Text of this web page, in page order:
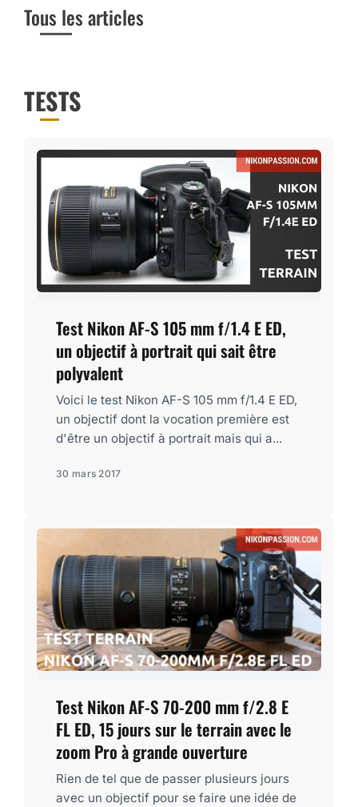
Tous les articles
TESTS
Test Nikon AF-S 105 mm f/1.4 E ED,
un objectif à portrait qui sait être
polyvalent
Voici le test Nikon AF-S 105 mm f/1.4 E ED,
un objectif dont la vocation première est
d'être un objectif à portrait mais qui a...
30 mars 2017
Test Nikon AF-S 70-200 mm f/2.8 E
FL ED, 15 jours sur le terrain avec le
zoom Pro à grande ouverture
Rien de tel que de passer plusieurs jours
avec un objectif pour se faire une idée de